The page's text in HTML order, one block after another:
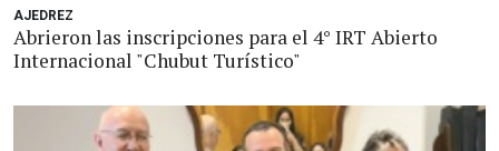
AJEDREZ
Abrieron las inscripciones para el 4° IRT Abierto
Internacional "Chubut Turístico"